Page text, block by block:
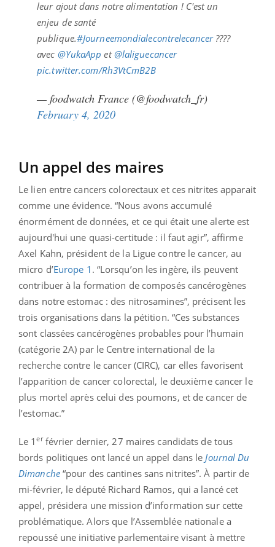
leur ajout dans notre alimentation ! C'est un
enjeu de santé
publique.#Journeemondialecontrelecancer????
avec @YukaApp et@laliguecancer
pic.twitter.com/Rh3VtCmB2B
— foodwatch France (@foodwatch_fr)
February 4, 2020
Un appel des maires
Le lien entre cancers colorectaux et ces nitrites apparait
comme une évidence. “Nous avons accumulé
énormément de données, et ce qui était une alerte est
aujourd'hui une quasi-certitude : il faut agir”, affirme
Axel Kahn, président de la Ligue contre le cancer, au
micro d’Europe 1 . “Lorsqu’on les ingère, ils peuvent
contribuer à la formation de composés cancérogènes
dans notre estomac : des nitrosamines”, précisent les
trois organisations dans la pétition. “Ces substances
sont classées cancérogènes probables pour l’humain
(catégorie 2A) par le Centre international de la
recherche contre le cancer (CIRC), car elles favorisent
l’apparition de cancer colorectal, le deuxième cancer le
plus mortel après celui des poumons, et de cancer de
l’estomac.”
Le 1erfévrier dernier, 27 maires candidats de tous
bords politiques ont lancé un appel dans leJournal Du
Dimanche“pour des cantines sans nitrites”. À partir de
mi-février, le député Richard Ramos, qui a lancé cet
appel, présidera une mission d’information sur cette
problématique. Alors que l’Assemblée nationale a
repoussé une initiative parlementaire visant à mettre